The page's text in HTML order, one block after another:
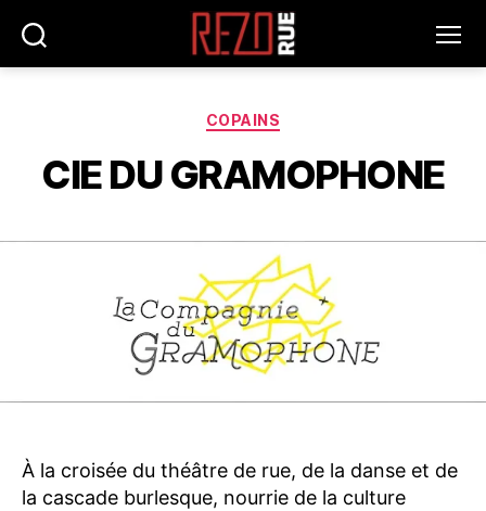
REZOrue
Catégories
COPAINS
CIE DU GRAMOPHONE
À la croisée du théâtre de rue, de la danse et de
la cascade burlesque, nourrie de la culture